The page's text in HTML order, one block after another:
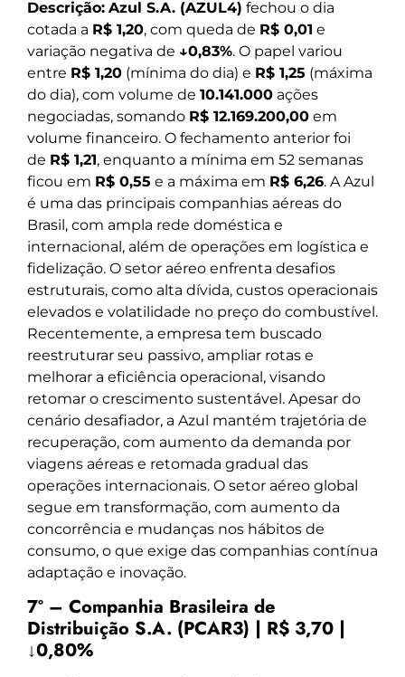
Descrição: Azul S.A. (AZUL4) fechou o dia
cotada a R$ 1,20, com queda de R$ 0,01 e
variação negativa de ↓0,83%. O papel variou
entre R$ 1,20 (mínima do dia) e R$ 1,25 (máxima
do dia), com volume de 10.141.000 ações
negociadas, somando R$ 12.169.200,00 em
volume financeiro. O fechamento anterior foi
de R$ 1,21, enquanto a mínima em 52 semanas
ficou em R$ 0,55 e a máxima em R$ 6,26. A Azul
é uma das principais companhias aéreas do
Brasil, com ampla rede doméstica e
internacional, além de operações em logística e
fidelização. O setor aéreo enfrenta desafios
estruturais, como alta dívida, custos operacionais
elevados e volatilidade no preço do combustível.
Recentemente, a empresa tem buscado
reestruturar seu passivo, ampliar rotas e
melhorar a eficiência operacional, visando
retomar o crescimento sustentável. Apesar do
cenário desafiador, a Azul mantém trajetória de
recuperação, com aumento da demanda por
viagens aéreas e retomada gradual das
operações internacionais. O setor aéreo global
segue em transformação, com aumento da
concorrência e mudanças nos hábitos de
consumo, o que exige das companhias contínua
adaptação e inovação.
7º – Companhia Brasileira de
Distribuição S.A. (PCAR3) | R$ 3,70 |
↓0,80%